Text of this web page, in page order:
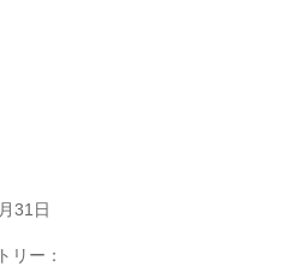
31日
リー：